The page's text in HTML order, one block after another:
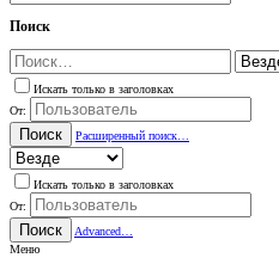
Поиск
Искать только в заголовках
От:
Поиск Расширенный поиск…
Искать только в заголовках
От:
Поиск
Advanced…
Меню